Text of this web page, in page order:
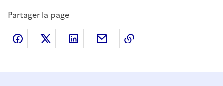
Partager la page
Partager sur Facebook
Partager sur X (anciennement Twitter)
Partager sur LinkedIn
Partager par email